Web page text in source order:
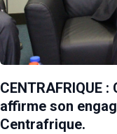
CENTRAFRIQUE
affirme son
Centrafrique.